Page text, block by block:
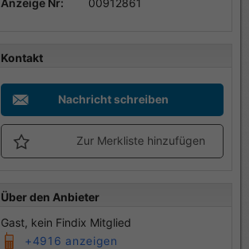
Anzeige Nr:
00912861
Kontakt
Nachricht schreiben
Zur Merkliste hinzufügen
Über den Anbieter
Gast, kein Findix Mitglied
+4916 anzeigen